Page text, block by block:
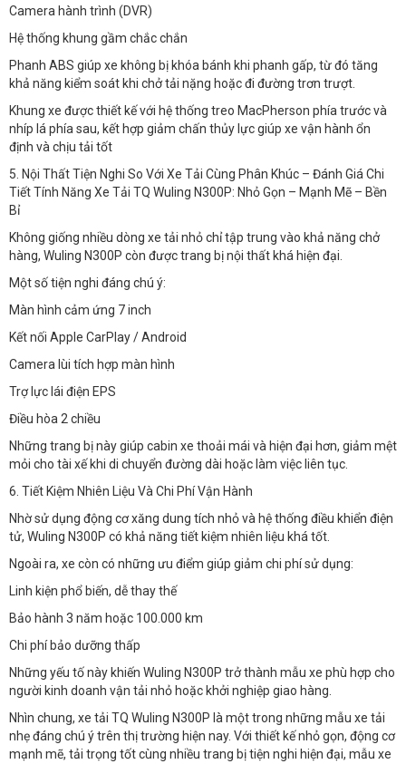
Camera hành trình (DVR)
Hệ thống khung gầm chắc chắn
Phanh ABS giúp xe không bị khóa bánh khi phanh gấp, từ đó tăng
khả năng kiểm soát khi chở tải nặng hoặc đi đường trơn trượt.
Khung xe được thiết kế với hệ thống treo MacPherson phía trước và
nhíp lá phía sau, kết hợp giảm chấn thủy lực giúp xe vận hành ổn
định và chịu tải tốt
5. Nội Thất Tiện Nghi So Với Xe Tải Cùng Phân Khúc – Đánh Giá Chi
Tiết Tính Năng Xe Tải TQ Wuling N300P: Nhỏ Gọn – Mạnh Mẽ – Bền
Bỉ
Không giống nhiều dòng xe tải nhỏ chỉ tập trung vào khả năng chở
hàng, Wuling N300P còn được trang bị nội thất khá hiện đại.
Một số tiện nghi đáng chú ý:
Màn hình cảm ứng 7 inch
Kết nối Apple CarPlay / Android
Camera lùi tích hợp màn hình
Trợ lực lái điện EPS
Điều hòa 2 chiều
Những trang bị này giúp cabin xe thoải mái và hiện đại hơn, giảm mệt
mỏi cho tài xế khi di chuyển đường dài hoặc làm việc liên tục.
6. Tiết Kiệm Nhiên Liệu Và Chi Phí Vận Hành
Nhờ sử dụng động cơ xăng dung tích nhỏ và hệ thống điều khiển điện
tử, Wuling N300P có khả năng tiết kiệm nhiên liệu khá tốt.
Ngoài ra, xe còn có những ưu điểm giúp giảm chi phí sử dụng:
Linh kiện phổ biến, dễ thay thế
Bảo hành 3 năm hoặc 100.000 km
Chi phí bảo dưỡng thấp
Những yếu tố này khiến Wuling N300P trở thành mẫu xe phù hợp cho
người kinh doanh vận tải nhỏ hoặc khởi nghiệp giao hàng.
Nhìn chung, xe tải TQ Wuling N300P là một trong những mẫu xe tải
nhẹ đáng chú ý trên thị trường hiện nay. Với thiết kế nhỏ gọn, động cơ
mạnh mẽ, tải trọng tốt cùng nhiều trang bị tiện nghi hiện đại, mẫu xe